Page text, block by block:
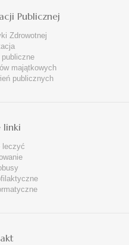
Publicznej
Zdrowotnej
majątkowych
publicznych
linki
leczyć